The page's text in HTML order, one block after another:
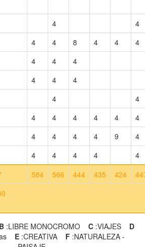
4
4
4 4 8 4 4
4
4 4
4
4 4
4
4
4
4 4 4 4 4
4
4 4 4 4 9
4
4 4 4 4
4
584 566 444 435 424
B :LIBRE MONOCROMO C :VIAJES D
E:CREATIVA F:NATURALEZA -